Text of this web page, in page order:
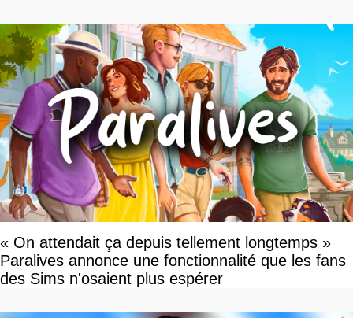
« On attendait ça depuis tellement longtemps »
Paralives annonce une fonctionnalité que les fans
des Sims n'osaient plus espérer